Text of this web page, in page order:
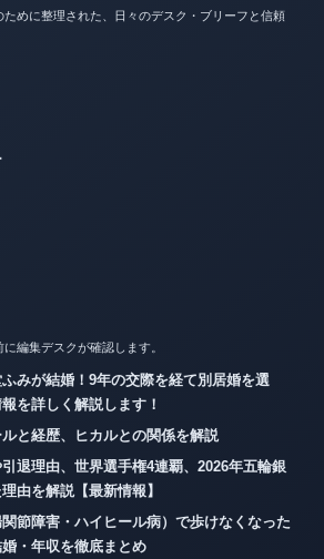
めに整理された、日々のデスク・ブリーフと信頼
編集デスクが確認します。
みが結婚！9年の交際を経て別居婚を選
を詳しく解説します！
と経歴、ヒカルとの関係を解説
退理由、世界選手権4連覇、2026年五輪銀
由を解説【最新情報】
節障害・ハイヒール病）で歩けなくなった
・年収を徹底まとめ